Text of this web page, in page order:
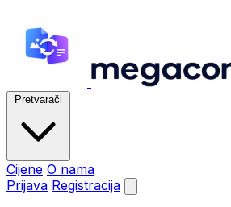
Pretvarači
Cijene O nama
Prijava Registracija